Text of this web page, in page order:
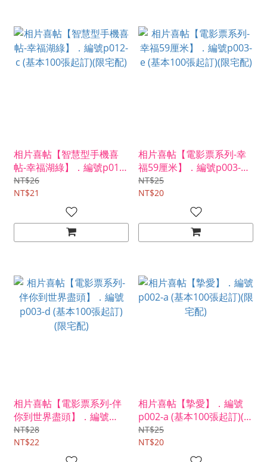
相片喜帖【智慧型手機喜
帖-幸福湖綠】．編號p012-
c (基本100張起訂)(限宅配)
NT$26
NT$21
相片喜帖【電影票系列-幸
福59厘米】．編號p003-e
(基本100張起訂)(限宅配)
NT$25
NT$20
相片喜帖【電影票系列-伴
你到世界盡頭】．編號
p003-d (基本100張起訂)
(限宅配)
NT$28
NT$22
相片喜帖【摯愛】．編號
p002-a (基本100張起訂)(限
宅配)
NT$25
NT$20